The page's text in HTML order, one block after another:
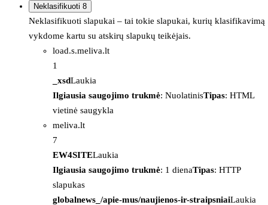
Neklasifikuoti 8
Neklasifikuoti slapukai – tai tokie slapukai, kurių klasifikavimą
vykdome kartu su atskirų slapukų teikėjais.
load.s.meliva.lt
1
_xsdLaukia
Ilgiausia saugojimo trukmė: NuolatinisTipas: HTML
vietinė saugykla
meliva.lt
7
EW4SITELaukia
Ilgiausia saugojimo trukmė: 1 dienaTipas: HTTP
slapukas
globalnews_/apie-mus/naujienos-ir-straipsniaiLaukia